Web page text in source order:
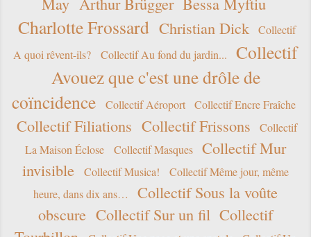
Charlotte Frossard Christian Dick
Collectif
A quoi rêvent-ils?
Collectif Au fond du jardin...
Collectif
Avouez que c'est une drôle de
coïncidence
Collectif Aéroport Collectif Encre Fraîche
Collectif Filiations Collectif Frissons
Collectif
La Maison Éclose
Collectif Masques
Collectif Mur
invisible
Collectif Musica!
Collectif Même jour, même
heure, dans dix ans…
Collectif Sous la voûte
obscure Collectif Sur un fil Collectif